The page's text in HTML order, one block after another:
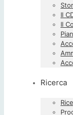
Il
Il
Ricerca